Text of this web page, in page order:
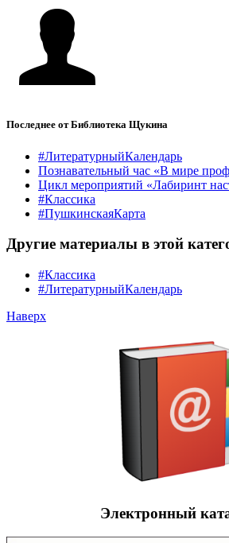
Последнее от Библиотека Щукина
#ЛитературныйКалендарь
Познавательный час «В мире
Цикл мероприятий «Лабиринт
#Классика
#ПушкинскаяКарта
Другие материалы в этой
#Классика
#ЛитературныйКалендарь
Наверх
Электронный